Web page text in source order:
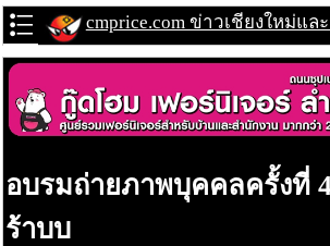
cmprice.com ข่าวเชียงใหม่แล
อบรมถ่ายภาพบุคคลครั้งที่
ร้าบบ